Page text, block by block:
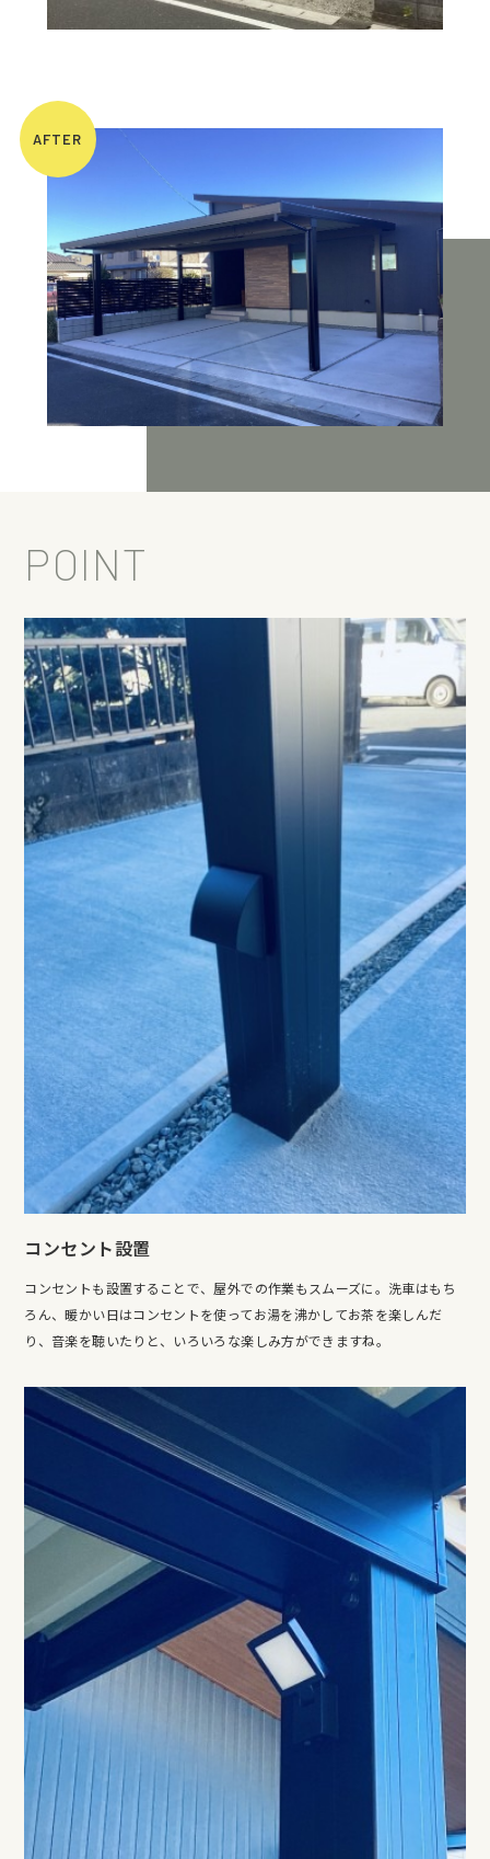
POINT
コンセント設置
コンセントも設置することで、屋外での作業もスムーズに。洗車はもち
ろん、暖かい日はコンセントを使ってお湯を沸かしてお茶を楽しんだ
り、音楽を聴いたりと、いろいろな楽しみ方ができますね。